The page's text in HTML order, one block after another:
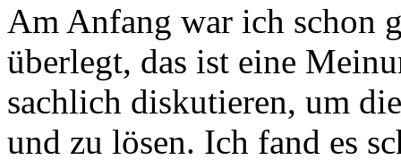
Am Anfang war ich schon
überlegt, das ist eine
sachlich diskutieren, um
und zu lösen. Ich fand es